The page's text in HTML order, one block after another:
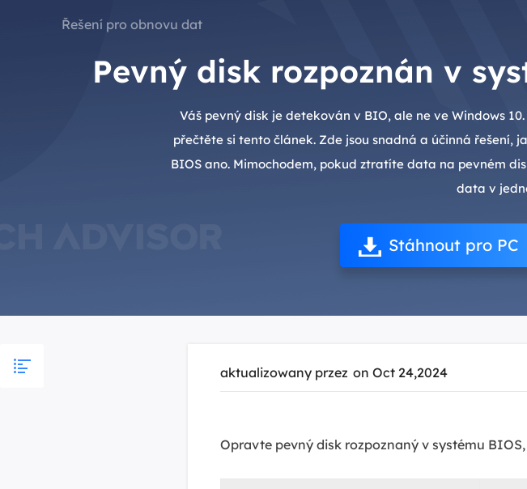
Řešení pro obnovu dat
Pevný disk rozpoznán v
Váš pevný disk je detekován v BIO, ale ne ve Windows
přečtěte si tento článek. Zde jsou snadná a účinná řešení,
BIOS ano. Mimochodem, pokud ztratíte data na pevném
data v
Stáhnout pro PC
aktualizowany przez on Oct 24,2024
Opravte pevný disk rozpoznaný v systému